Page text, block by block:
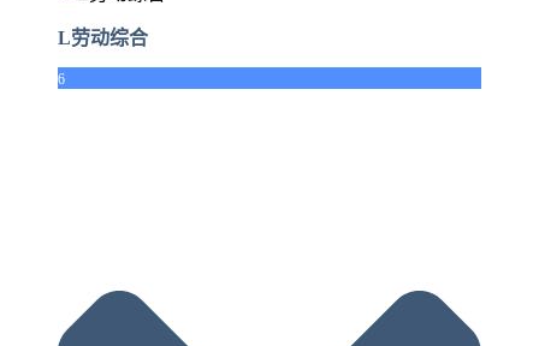
L劳动综合
6